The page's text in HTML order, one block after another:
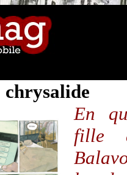
chrysalide
En
fille